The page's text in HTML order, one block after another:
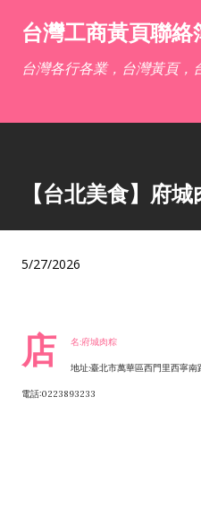
跳到主
台灣工商黃頁聯絡
台灣各行各業，台灣黃頁，
【台北美食】府
5/27/2026
店 名:府城肉粽
地址:臺北市萬華區西門里西寧南
電話:0223893233